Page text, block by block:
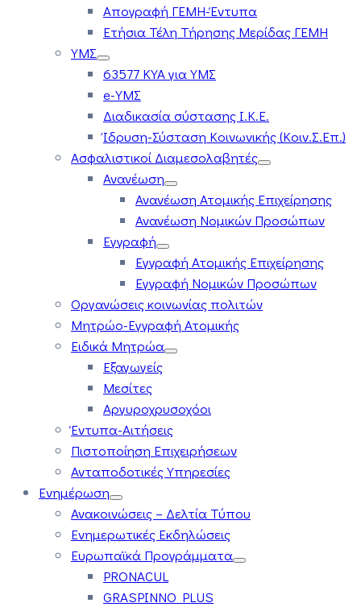
Απογραφή ΓΕΜΗ-Έντυπα
Ετήσια Τέλη Τήρησης Μερίδας ΓΕΜΗ
ΥΜΣ
63577 ΚΥΑ για ΥΜΣ
e-ΥΜΣ
Διαδικασία σύστασης Ι.Κ.Ε.
Ίδρυση-Σύσταση Κοινωνικής (Κοιν.Σ.Επ.)
Ασφαλιστικοί Διαμεσολαβητές
Ανανέωση
Ανανέωση Ατομικής Επιχείρησης
Ανανέωση Νομικών Προσώπων
Εγγραφή
Εγγραφή Ατομικής Επιχείρησης
Εγγραφή Νομικών Προσώπων
Οργανώσεις κοινωνίας πολιτών
Μητρώο-Εγγραφή Ατομικής
Ειδικά Μητρώα
Εξαγωγείς
Μεσίτες
Αργυροχρυσοχόοι
Έντυπα-Αιτήσεις
Πιστοποίηση Επιχειρήσεων
Ανταποδοτικές Υπηρεσίες
Ενημέρωση
Ανακοινώσεις – Δελτία Τύπου
Ενημερωτικές Εκδηλώσεις
Ευρωπαϊκά Προγράμματα
PRONACUL
GRASPINNO PLUS